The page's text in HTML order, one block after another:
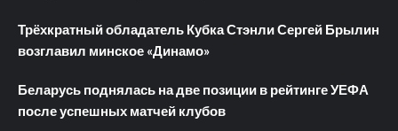
Трёхкратный обладатель Кубка Стэнли Сергей Брылин
возглавил минское «Динамо»
Беларусь поднялась на две позиции в рейтинге УЕФА
после успешных матчей клубов